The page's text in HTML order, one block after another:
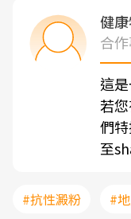
健
合
這
若
們
至
#抗性澱粉 #